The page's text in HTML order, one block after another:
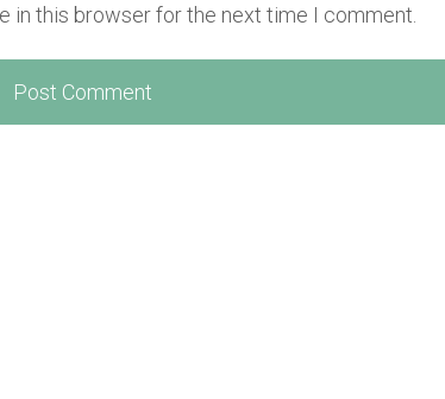
in this browser for the next time I comment.